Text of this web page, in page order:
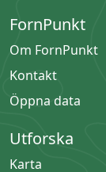
FornPunkt
Om FornPunkt
Kontakt
Öppna data
Utforska
Karta